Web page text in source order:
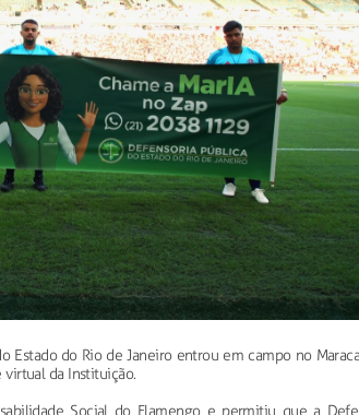
Estado do Rio de Janeiro entrou em campo no
virtual da Instituição.
Social do Flamengo e permitiu que a